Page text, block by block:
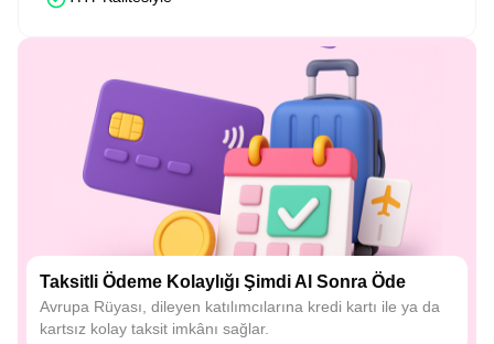
Taksitli Ödeme Kolaylığı Şimdi Al Sonra Öde
Avrupa Rüyası, dileyen katılımcılarına kredi kartı ile ya da
kartsız kolay taksit imkânı sağlar.